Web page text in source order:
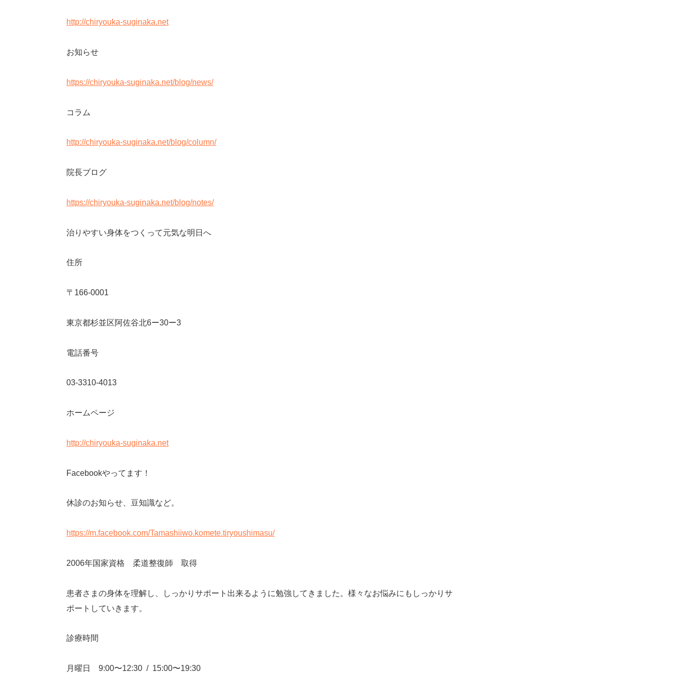
http://chiryouka-suginaka.net
お知らせ
https://chiryouka-suginaka.net/blog/news/
コラム
http://chiryouka-suginaka.net/blog/column/
院長ブログ
https://chiryouka-suginaka.net/blog/notes/
治りやすい身体をつくって元気な明日へ
住所
〒 166-0001
東京都杉並区阿佐谷北6ー30ー3
電話番号
03-3310-4013
ホームページ
http://chiryouka-suginaka.net
Facebookやってます！
休診のお知らせ、豆知識など。
https://m.facebook.com/Tamashiiwo.komete.tiryoushimasu/
2006年国家資格 柔道整復師 取得
患者さまの身体を理解し、しっかりサポート出来るように勉強してきました。様々なお悩みにもしっかりサ
ポートしていきます。
診療時間
月曜日 9:00〜12:30 / 15:00〜19:30